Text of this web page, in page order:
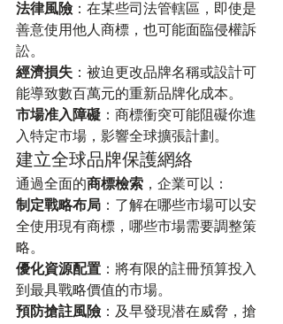
法律風險 ：在某些司法管轄區，即使是
善意使用他人商標，也可能面臨侵權訴
訟。
經濟損失 ：被迫更改品牌名稱或設計可
能導致數百萬元的重新品牌化成本。
市場准入障礙 ：商標衝突可能阻礙你進
入特定市場，影響全球擴張計劃。
建立全球品牌保護網絡
通過全面的商標檢索 ，企業可以：
制定戰略布局 ：了解在哪些市場可以安
全使用現有商標，哪些市場需要調整策
略。
優化資源配置 ：將有限的註冊預算投入
到最具戰略價值的市場。
預防搶註風險 ：及早發現潜在威脅，搶